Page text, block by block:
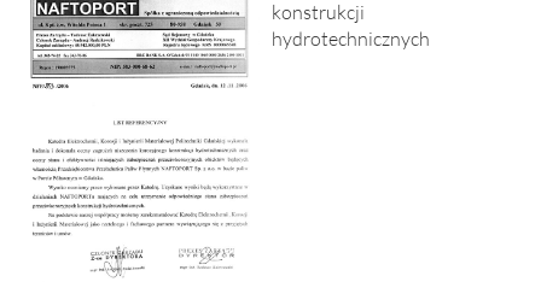
konstrukcji
hydrotechnicznych